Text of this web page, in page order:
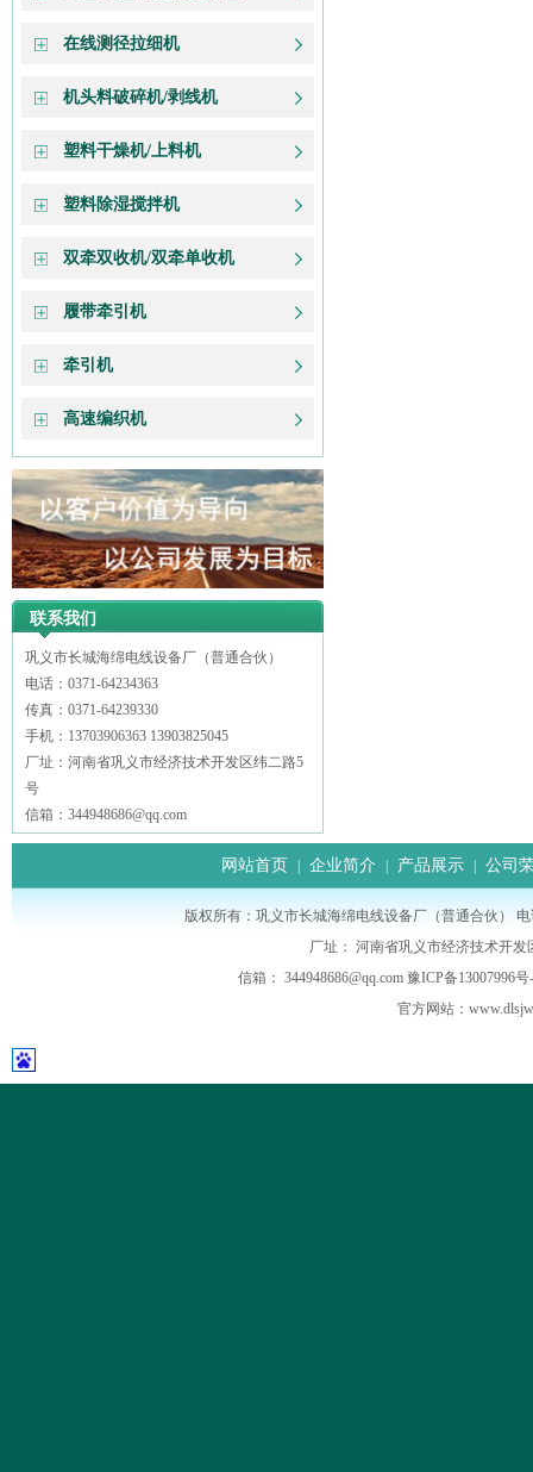
在线测径拉细机
机头料破碎机/剥线机
塑料干燥机/上料机
塑料除湿搅拌机
双牵双收机/双牵单收机
履带牵引机
牵引机
高速编织机
联系我们
巩义市长城海绵电线设备厂（普通合伙）
电话：0371-64234363
传真：0371-64239330
手机：13703906363 13903825045
厂址：河南省巩义市经济技术开发区纬二路5
号
信箱：344948686@qq.com
网站首页 企业简介 产品展示 公司
版权所有：巩义市长城海绵电线设备厂（普通合伙）
厂址： 河南省巩义市经济技术开
信箱： 344948686@qq.com 豫ICP备13007996号
官方网站：